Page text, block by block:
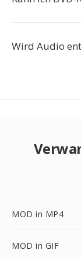
Wird Audio
MOD in MP4
MOD in GIF